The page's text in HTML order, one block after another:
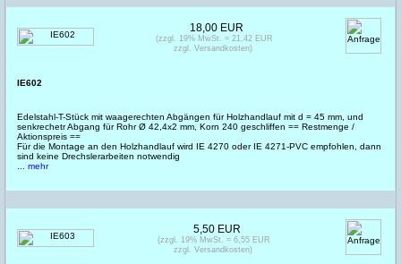
IE602
Edelstahl-T-Stück mit waagerechten Abgängen für Holzhandlauf mit d = 45 mm, und
senkrechetr Abgang für Rohr Ø 42,4x2 mm, Korn 240 geschliffen == Restmenge /
Aktionspreis ==
Für die Montage an den Holzhandlauf wird IE 4270 oder IE 4271-PVC empfohlen, dann
sind keine Drechslerarbeiten notwendig
... mehr
18,00 EUR
(zzgl. 19% MwSt. = 21,42 EUR
zzgl. Versandkosten)
5,50 EUR
(zzgl. 19% MwSt. = 6,55 EUR
zzgl. Versandkosten)